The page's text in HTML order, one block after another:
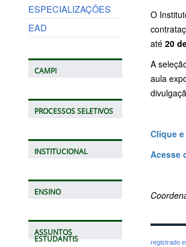
ESPECIALIZAÇÕES
EAD
CAMPI
PROCESSOS SELETIVOS
INSTITUCIONAL
ENSINO
ASSUNTOS
ESTUDANTIS
O
até 20
A
aula
Clique
Acesse
registrado